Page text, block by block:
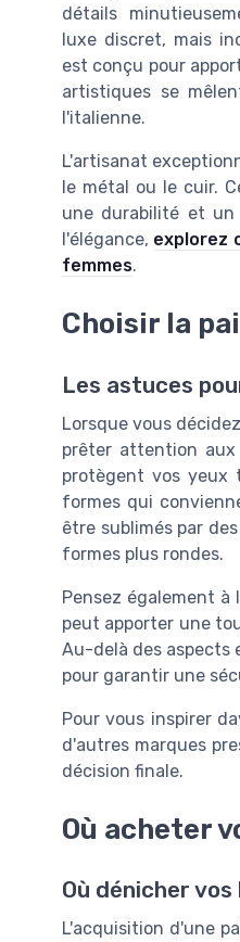
détails
luxe discret, mais
est conçu pour
artistiques se
l'italienne.
L'artisanat
le métal ou le cuir.
une durabilité et
l'élégance, explorez
femmes.
Choisir la
Les astuces
Lorsque vous
prêter attention aux
protègent vos yeux
formes qui
être sublimés par
formes plus rondes.
Pensez également
peut apporter une
Au-delà des aspects
pour garantir une
Pour vous inspirer
d'autres marques
décision finale.
Où acheter
Où dénicher
L'acquisition d'une